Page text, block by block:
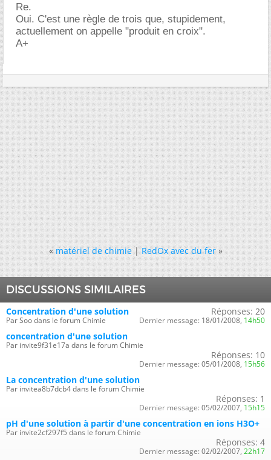
Re.
Oui. C'est une règle de trois que, stupidement,
actuellement on appelle "produit en croix".
A+
« matériel de chimie|RedOx avec du fer »
DISCUSSIONS SIMILAIRES
Concentration d'une solution
Par Soo dans le forum Chimie
Réponses: 20
Dernier message: 18/01/2008, 14h50
concentration d'une solution
Par invite9f31e17a dans le forum Chimie
Réponses: 10
Dernier message: 05/01/2008, 15h56
La concentration d'une solution
Par invitea8b7dcb4 dans le forum Chimie
Réponses: 1
Dernier message: 05/02/2007, 15h15
pH d'une solution à partir d'une concentration en ions H3O+
Par invite2cf297f5 dans le forum Chimie
Réponses: 4
Dernier message: 02/02/2007, 22h17